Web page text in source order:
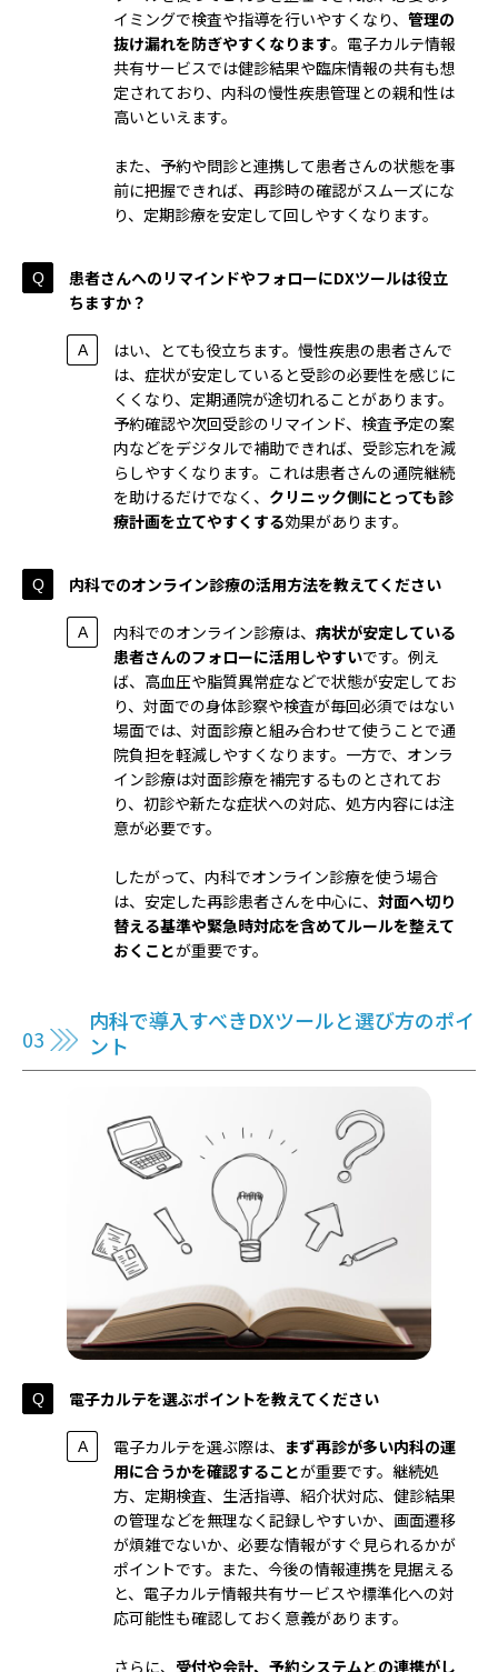
イミングで検査や指導を行いやすくなり、 管理の
抜け漏れを防ぎやすくなります。電子カルテ情報
共有サービスでは健診結果や臨床情報の共有も想
定されており、内科の慢性疾患管理との親和性は
高いといえます。
また、予約や問診と連携して患者さんの状態を事
前に把握できれば、再診時の確認がスムーズにな
り、定期診療を安定して回しやすくなります。
患者さんへのリマインドやフォローにDXツールは役立
ちますか？
はい、とても役立ちます。慢性疾患の患者さんで
は、症状が安定していると受診の必要性を感じに
くくなり、定期通院が途切れることがあります。
予約確認や次回受診のリマインド、検査予定の案
内などをデジタルで補助できれば、受診忘れを減
らしやすくなります。これは患者さんの通院継続
を助けるだけでなく、 クリニック側にとっても診
療計画を立てやすくする効果があります。
内科でのオンライン診療の活用方法を教えてください
内科でのオンライン診療は、 病状が安定している
患者さんのフォローに活用しやすいです。例え
ば、高血圧や脂質異常症などで状態が安定してお
り、対面での身体診察や検査が毎回必須ではない
場面では、対面診療と組み合わせて使うことで通
院負担を軽減しやすくなります。一方で、オンラ
イン診療は対面診療を補完するものとされてお
り、初診や新たな症状への対応、処方内容には注
意が必要です。
したがって、内科でオンライン診療を使う場合
は、安定した再診患者さんを中心に、 対面へ切り
替える基準や緊急時対応を含めてルールを整えて
おくことが重要です。
内科で導入すべきDXツールと選び方のポイ
ント
電子カルテを選ぶポイントを教えてください
電子カルテを選ぶ際は、 まず再診が多い内科の運
用に合うかを確認することが重要です。継続処
方、定期検査、生活指導、紹介状対応、健診結果
の管理などを無理なく記録しやすいか、画面遷移
が煩雑でないか、必要な情報がすぐ見られるかが
ポイントです。また、今後の情報連携を見据える
と、電子カルテ情報共有サービスや標準化への対
応可能性も確認しておく意義があります。
さらに、 受付や会計、予約システムとの連携がし